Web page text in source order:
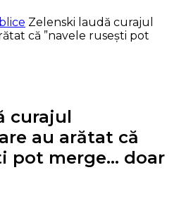
Zelenski laudă curajul
că ”navele ruseşti pot
curajul
au arătat că
pot merge… doar